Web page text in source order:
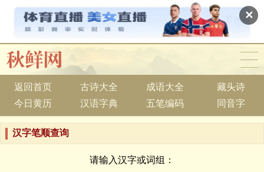
✕
返回首页 古诗大全 成语大全
藏头诗
今日黄历
汉语字典 五笔编码 同音字
汉字笔顺查询
请输入汉字或词组：